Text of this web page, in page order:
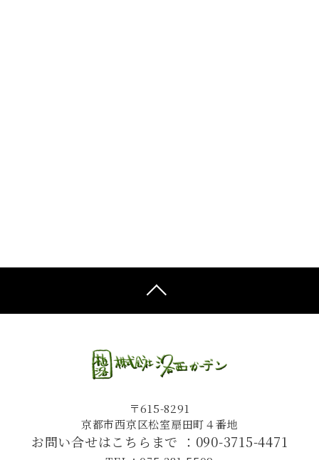
〒615-8291
京都市西京区松室扇田町４番地
お問い合せはこちらまで ： 090-3715-4471